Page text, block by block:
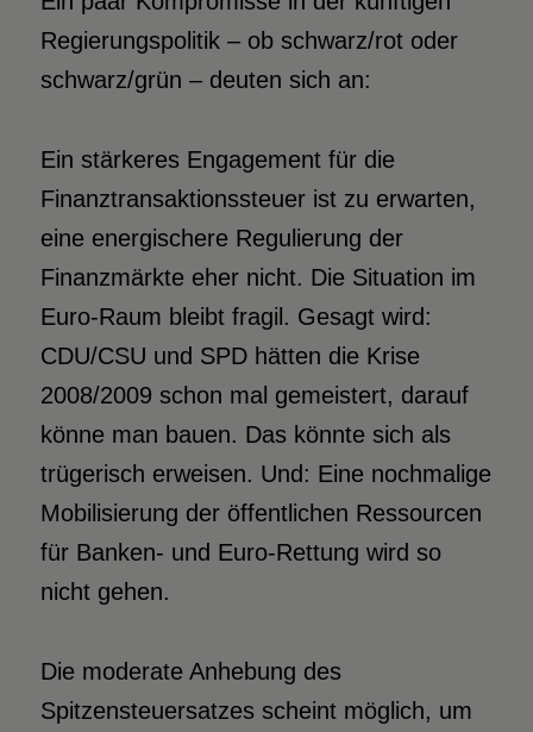
Regierungspolitik – ob schwarz/rot oder
schwarz/grün – deuten sich an:
Ein stärkeres Engagement für die
Finanztransaktionssteuer ist zu erwarten,
eine energischere Regulierung der
Finanzmärkte eher nicht. Die Situation im
Euro-Raum bleibt fragil. Gesagt wird:
CDU/CSU und SPD hätten die Krise
2008/2009 schon mal gemeistert, darauf
könne man bauen. Das könnte sich als
trügerisch erweisen. Und: Eine nochmalige
Mobilisierung der öffentlichen Ressourcen
für Banken- und Euro-Rettung wird so
nicht gehen.
Die moderate Anhebung des
Spitzensteuersatzes scheint möglich, um